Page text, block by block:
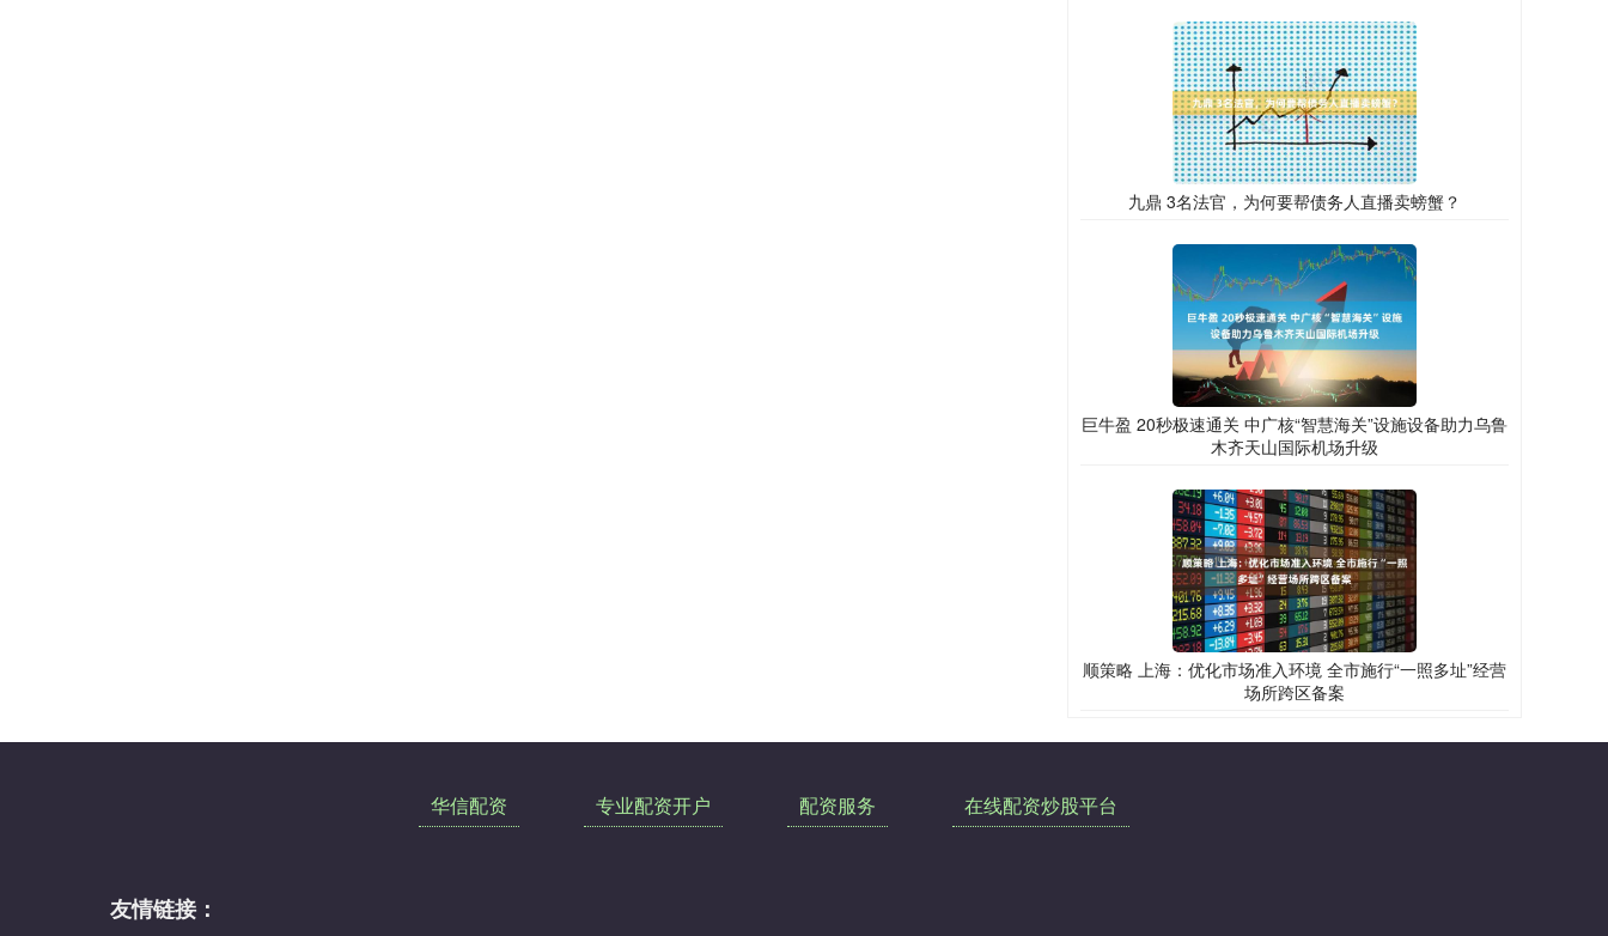
九鼎 3名法官，为何要帮债务人直播卖螃蟹？
巨牛盈 20秒极速通关 中广核“智慧海关”设施设备助力乌鲁
木齐天山国际机场升级
顺策略 上海：优化市场准入环境 全市施行“一照多址”经营
场所跨区备案
华信配资 专业配资开户 配资服务 在线配资炒股平台
友情链接：